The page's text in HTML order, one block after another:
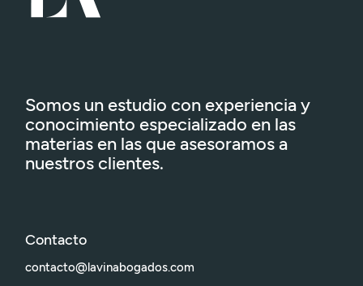
Somos un estudio con experiencia y
conocimiento especializado en las
materias en las que asesoramos a
nuestros clientes.
Contacto
contacto@lavinabogados.com